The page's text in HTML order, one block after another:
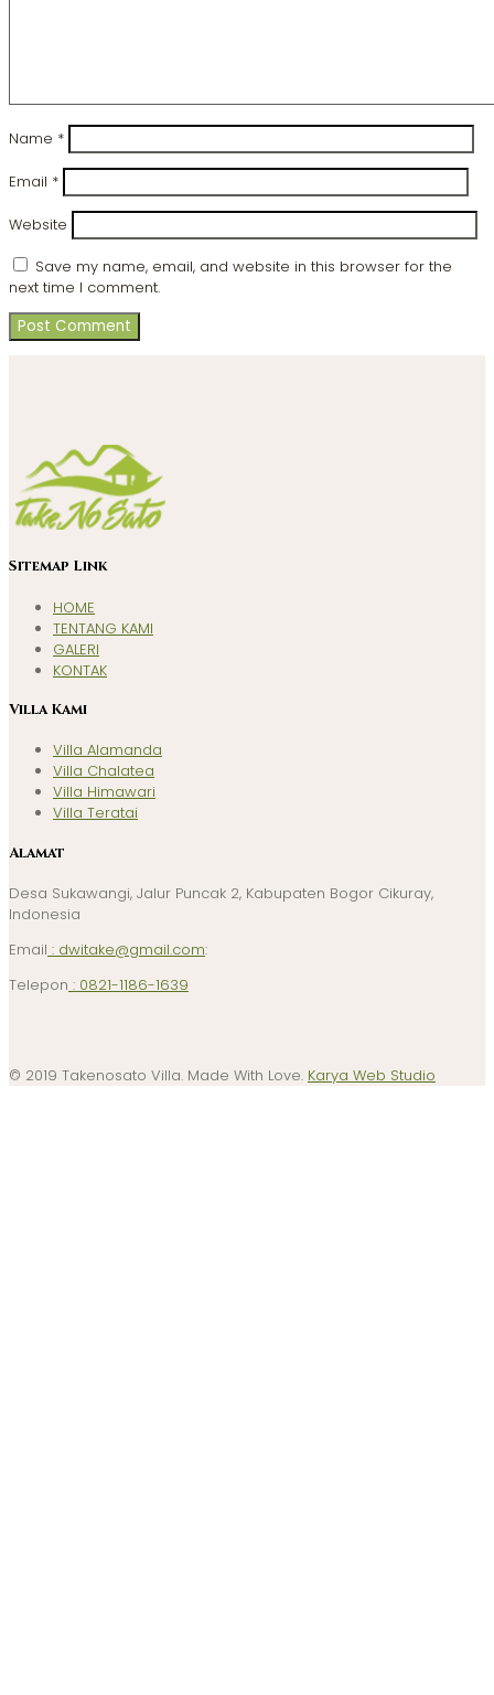
Name *
Email *
Website
Save my name, email, and website in this browser for the
next time I comment.
Sitemap Link
HOME
TENTANG KAMI
GALERI
KONTAK
Villa Kami
Villa Alamanda
Villa Chalatea
Villa Himawari
Villa Teratai
Alamat
Desa Sukawangi, Jalur Puncak 2, Kabupaten Bogor Cikuray,
Indonesia
Email : dwitake@gmail.com:
Telepon : 0821-1186-1639
© 2019 Takenosato Villa. Made With Love. Karya Web Studio